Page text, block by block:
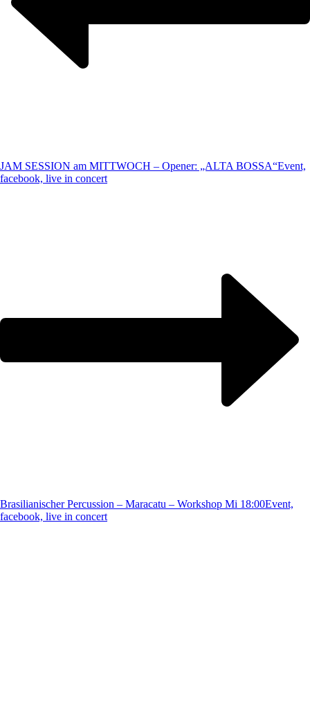
JAM SESSION am MITTWOCH – Opener: „ALTA BOSSA“Event,
facebook, live in concert
Brasilianischer Percussion – Maracatu – Workshop Mi 18:00Event,
facebook, live in concert